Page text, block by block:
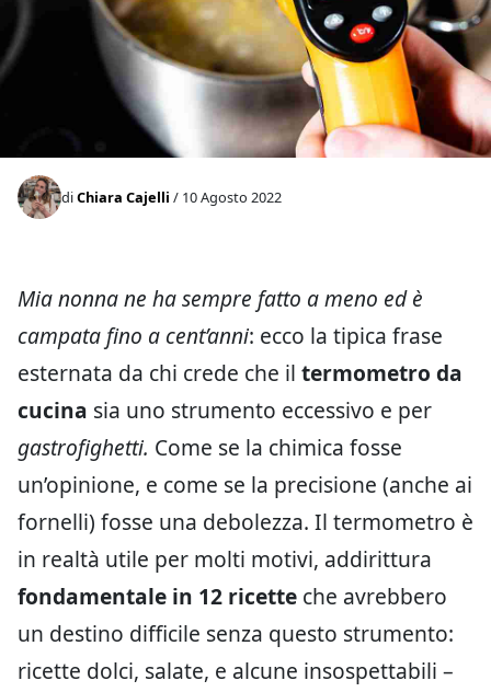
diChiara Cajelli / 10 Agosto 2022
Mia nonna ne ha sempre fatto a meno ed è
campata fino a cent’anni: ecco la tipica frase
esternata da chi crede che il termometro da
cucina sia uno strumento eccessivo e per
gastrofighetti. Come se la chimica fosse
un’opinione, e come se la precisione (anche ai
fornelli) fosse una debolezza. Il termometro è
in realtà utile per molti motivi, addirittura
fondamentale in 12 ricette che avrebbero
un destino difficile senza questo strumento:
ricette dolci, salate, e alcune insospettabili –